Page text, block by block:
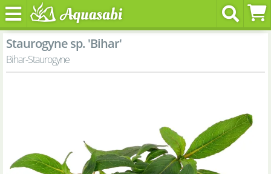
Staurogyne sp. 'Bihar'
Bihar-Staurogyne